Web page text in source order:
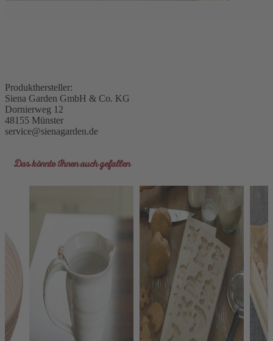
Produkthersteller:
Siena Garden GmbH & Co. KG
Dornierweg 12
48155 Münster
service@sienagarden.de
Das könnte Ihnen auch gefallen